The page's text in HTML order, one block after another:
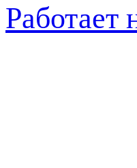
Работает